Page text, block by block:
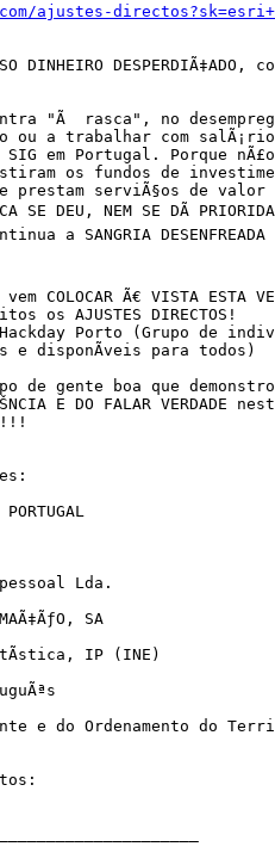
ajustes-
DESPERDIÃ‡ADO,
"Ã  rasca", no
ou a trabalhar com
SIG em Portugal. Porque
os fundos de
prestam serviÃ§os de valor
DEU, NEM SE DÃ
a SANGRIA
COLOCAR Ã€ VISTA ESTA
os AJUSTES DIRECTOS!
Hackday Porto (Grupo de
e disponÃ­veis para todos)
de gente boa que
E DO FALAR
Lda.
SA
IP (INE)
e do Ordenamento do